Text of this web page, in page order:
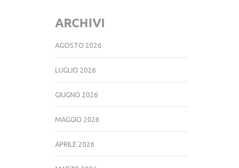
ARCHIVI
AGOSTO 2026
LUGLIO 2026
GIUGNO 2026
MAGGIO 2026
APRILE 2026